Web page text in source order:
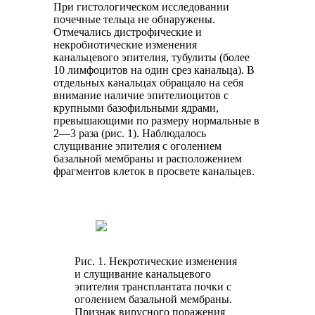
При гистологическом исследовании
почечные тельца не обнаружены.
Отмечались дистрофические и
некробиотические изменения
канальцевого эпителия, тубулиты (более
10 лимфоцитов на один срез канальца). В
отдельных канальцах обращало на себя
внимание наличие эпителиоцитов с
крупными базофильными ядрами,
превышающими по размеру нормальные в
2—3 раза (рис. 1). Наблюдалось
слущивание эпителия с оголением
базальной мембраны и расположением
фрагментов клеток в просвете канальцев.
Рис. 1. Некротические изменения
и слущивание канальцевого
эпителия трансплантата почки с
оголением базальной мембраны.
Признак вирусного поражения